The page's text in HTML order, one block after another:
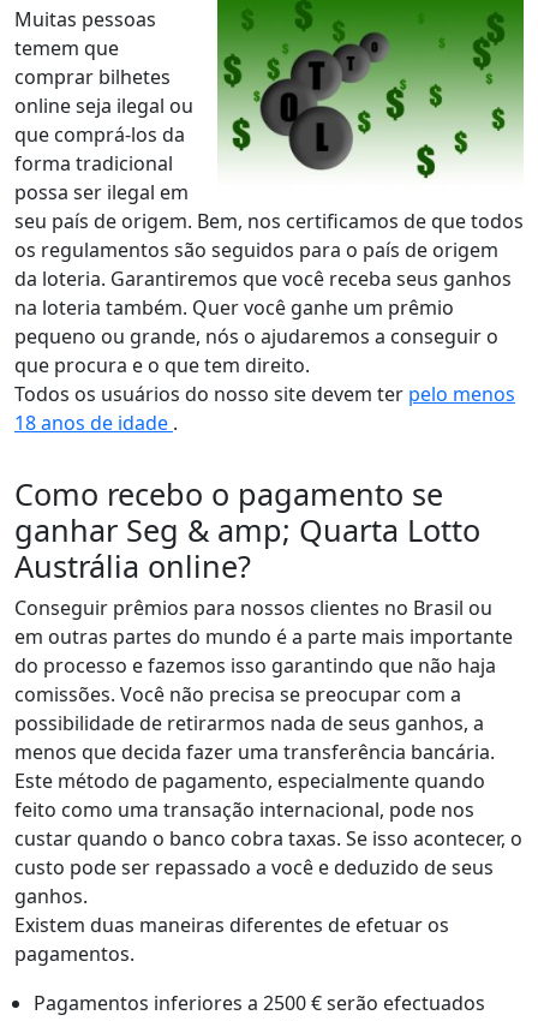
Muitas pessoas
temem que
comprar bilhetes
online seja ilegal ou
que comprá-los da
forma tradicional
possa ser ilegal em
seu país de origem. Bem, nos certificamos de que todos
os regulamentos são seguidos para o país de origem
da loteria. Garantiremos que você receba seus ganhos
na loteria também. Quer você ganhe um prêmio
pequeno ou grande, nós o ajudaremos a conseguir o
que procura e o que tem direito.
Todos os usuários do nosso site devem ter pelo menos
18 anos de idade .
Como recebo o pagamento se
ganhar Seg & amp; Quarta Lotto
Austrália online?
Conseguir prêmios para nossos clientes no Brasil ou
em outras partes do mundo é a parte mais importante
do processo e fazemos isso garantindo que não haja
comissões. Você não precisa se preocupar com a
possibilidade de retirarmos nada de seus ganhos, a
menos que decida fazer uma transferência bancária.
Este método de pagamento, especialmente quando
feito como uma transação internacional, pode nos
custar quando o banco cobra taxas. Se isso acontecer, o
custo pode ser repassado a você e deduzido de seus
ganhos.
Existem duas maneiras diferentes de efetuar os
pagamentos.
Pagamentos inferiores a 2500 € serão efectuados